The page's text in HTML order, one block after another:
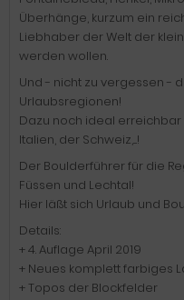
Überhänge, kurzum ein
Liebhaber der Welt der
werden wollen.
Und - nicht zu vergessen -
Urlaubsregionen!
Dazu noch ideal
Italien, der Schweiz,....!
Der Boulderführer für die
Füssen und Lechtal!
Hier läßt sich Urlaub und
Details:
+ 4. Auflage April 2019
+ Neues komplett farbiges
+ Topos der Blockfelder